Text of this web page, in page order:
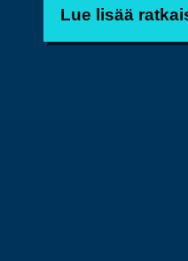
Lue lisää